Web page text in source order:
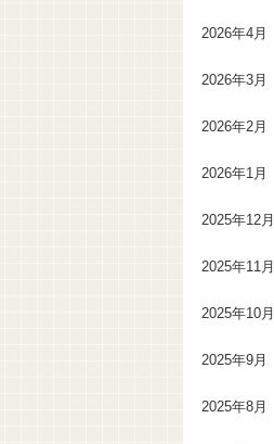
2026年4月
2026年3月
2026年2月
2026年1月
2025年12月
2025年11月
2025年10月
2025年9月
2025年8月